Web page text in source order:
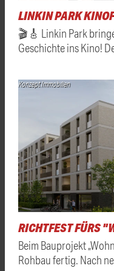
LINKIN PARK
🎬🎸 Linkin Park
Geschichte ins Kino!
Konzept Immobilien
RICHTFEST FÜRS
Beim Bauprojekt
Rohbau fertig. Nach